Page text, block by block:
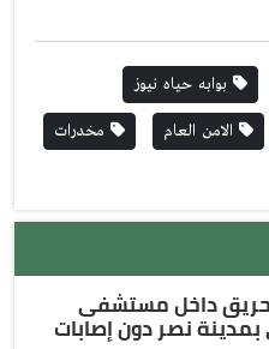
بوابه حياه نيوز
الامن العام
مخدرات
داخل مستشفى
نصر دون إصابات